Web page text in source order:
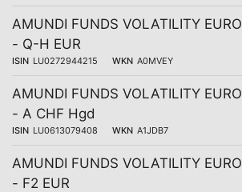
AMUNDI FUNDS VOLATILITY EURO
- Q-H EUR
ISIN LU0272944215 WKN A0MVEY
AMUNDI FUNDS VOLATILITY EURO
- A CHF Hgd
ISIN LU0613079408 WKN A1JDB7
AMUNDI FUNDS VOLATILITY EURO
- F2 EUR